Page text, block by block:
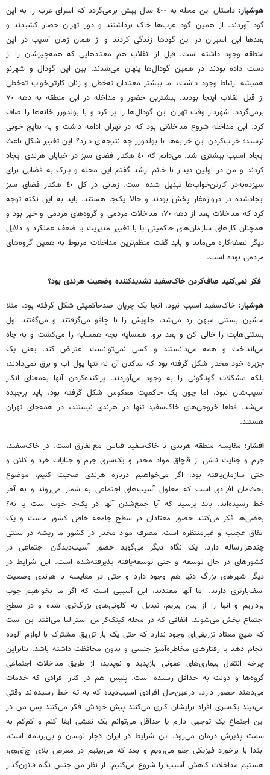
هوشیار:
داستان این محله به ٤٠٠ سال پیش برمی‌گردد که اسرای عرب را به این
گود آوردند. از همین گود عرب‌ها خاک برداشتند و دور تهران حصار کشیدند و
بعدها این اسیران در این گودها زندگی کردند و از همان زمان آسیب در این
منطقه وجود داشته است. قبل از انقلاب هم معتادهایی که همه‌چیزشان را از
دست داده بودند در همین گودال‌ها پنهان می‌شدند. بین این گودال و شهرنو
همیشه ارتباط وجود داشت، اما بیشتر معتادان ته‌خطی و زنان کارتن‌خواب ته‌خطی
از قبل انقلاب اینجا بودند. بیشترین حضور و مداخله در این منطقه به دهه ٧٠
برمی‌گردد. شهردار وقت تهران این گودال‌ها را پر کرد و با بولدوزر خانه‌ها را صاف
کرد. این مداخله شروع مداخلاتی بود که در تهران ادامه داشت و به نتایج خوبی
نرسید؛ خراب‌کردن این خرابه‌ها با بولدوزر چه نتیجه‌ای دارد؟ این تغییر شکل باعث
ایجاد آسیب بیشتری شد. می‌دانم که ٤٠ هکتار فضای سبز در خیابان هرندی ایجاد
کردند و من در اولین دیدار با خانم ارشد گفتم این محله و پارک به فضایی برای
سیزده‌به‌در کارتن‌خواب‌ها تبدیل شده است. زمانی در کل ٤٠ هکتار فضای سبز
ایجادشده در دروازه‌غار پخش بودند و حالا یک‌جا هستند. باید به این نکته توجه
کرد که مداخلات بعد از دهه ٧٠، مداخلات مردمی و گروه‌های مردمی و خیر بود و
همچنان کارهای سازمان‌های حاکمیتی یا با تغییر مدیریت یا ضعف عملکرد و دلایل
دیگر نصفه‌کاره می‌ماند و باید گفت منظم‌ترین مداخلات مربوط به همین گروه‌های
مردمی بوده است.
‌ فکر نمی‌کنید صاف‌کردن خاک‌سفید تشدید‌کننده وضعیت هرندی بود؟
هوشیار: خاک‌سفید آسیب نبود. آنجا یک جریان ضدحاکمیتی شکل گرفته بود. مثلا
ماشین بستنی میهن رد می‌شد، جلویش را با چاقو می‌گرفتند و می‌گفتند اول
بستنی‌هایت را خالی کن و بعد برو. همسایه بچه همسایه را می‌کشت و به چاه
می‌انداخت و همه می‌دانستند و کسی نمی‌توانست اعتراض کند. یعنی یک
جزیره خود مختار شکل گرفته بود که ساکنان آن نه تنها پول آب و برق نمی‌دادند،
بلکه مشکلات گوناگونی را به وجود می‌آوردند. پراکنده‌کردن آنها به‌معنای انکار
آسیب‌شان نبود، اما چون یک حاکمیت معکوس شکل گرفته بود، باید برچیده
می‌شد. قطعا خروجی‌های خاک‌سفید تنها در هرندی نیستند، در همه‌جای تهران
هستند.
افشار: مقایسه منطقه هرندی با خاک‌سفید قیاس‌ مع‌الفارق است. در خاک‌سفید،
جرم و جنایت ناشی از قاچاق مواد مخدر و یک‌سری جرم و جنایات خرد و کلان و
حتی سازمان‌یافته بود. اگر می‌خواهیم درباره هرندی صحبت کنیم، موضوع
بحث‌مان افرادی است که معلول آسیب‌های اجتماعی به شمار می‌روند و به آخر
خط رسیده‌اند. باید پرسید که آیا جمع‌شدن آنها در یک‌جا خوب است یا نه؟
بعضی‌ها فکر می‌کنند حضور معتادان در سطح جامعه خاص کشور ماست و یک
اتفاق عجیب و غیرمنتظره است. مصرف مواد مخدر در کشور ما ریشه در سنتی
چندهزارساله دارد. یک نگاه دیگر می‌گوید حضور آسیب‌دیدگان اجتماعی در
کشورهای در حال توسعه و حتی توسعه‌یافته پذیرفته‌شده است. این شرایط در
دیگر شهرهای بزرگ دنیا هم وجود دارد و حتی در مقایسه با هرندی وضعیت
اسف‌بارتری دارند. اما آنها معتدند، این آسیبی است که اگر ما بخواهیم چوب
برداریم و آنها را از بین ببریم، تبدیل به کلونی‌های بزرگ‌تری شده و در سطح
اجتماع پخش می‌شوند. اتفاقی که در محله کینک‌کراس استرالیا می‌افتد این است
که هیچ معتاد تزریقی‌ای وجود ندارد که حتی یک بار تزریق مشترک با لوازم آلوده
انجام دهد یا رفتارهای مخاطره‌آمیز جنسی و بدون محافظت داشته باشد. بنابراین
چرخه انتقال بیماری‌های عفونی بازپدید و نوپدید، از طریق مداخلات اجتماعی
گروه‌ها و دولت به حداقل رسیده است. پلیس هم در کنار افرادی که خدمات
می‌دهند حضور دارد. درعین‌حال افرادی آسیب‌دیده که به ته‌ خط رسیده‌اند وقتی
می‌بیند یک‌سری افراد برایشان کاری می‌کنند پیش خودش فکر می‌کنند پس من در
این اجتماع یک توجهی دارم یا حداقل می‌توانم یک نقشی ایفا کنم و کم‌کم به
سمت پذیرش درمان می‌رود. این شرایط در ایران دچار نوسان و بی‌برنامه است،
ابتدا با برخورد فیزیکی جلو می‌رویم و بعد که می‌بینیم در معرض بلای اچ‌آی‌وی،
هستیم مداخلات کاهش آسیب را شروع می‌کنیم. از نظر من جنس نگاه قانون‌گذار